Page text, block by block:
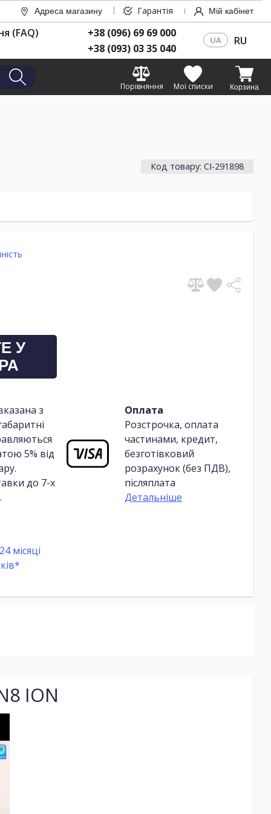
Адреса магазину Гарантія Мій кабінет
(FAQ)
+38 (096) 69 69 000
+38 (093) 03 35 040
UA RU
Порівняння Мої списки Корзина
Код товару: CI-291898
У
з
5% від
до 7-х
Оплата
Розстрочка, оплата
частинами, кредит,
безготівковий
розрахунок (без ПДВ),
післяплата
Детальніше
24 місяці
ION